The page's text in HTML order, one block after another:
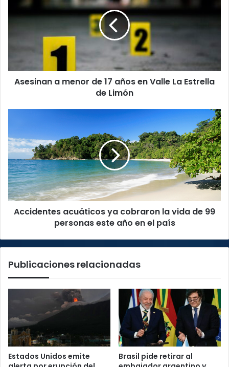
menor
de
La
Estrella
Asesinan a menor de 17 años en Valle La Estrella
de Limón
ya
cobraron
vida
de
99
personas
este
Accidentes acuáticos ya cobraron la vida de 99
personas este año en el país
Publicaciones relacionadas
Estados Unidos emite
Brasil pide retirar al